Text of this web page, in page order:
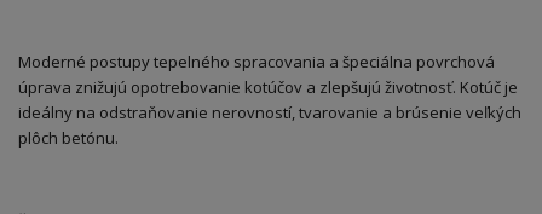
Moderné postupy tepelného spracovania a špeciálna povrchová
úprava znižujú opotrebovanie kotúčov a zlepšujú životnosť. Kotúč je
ideálny na odstraňovanie nerovností, tvarovanie a brúsenie veľkých
plôch betónu.